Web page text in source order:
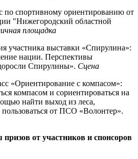
по спортивному ориентированию от
"Нижегородский областной
площадка
участника выставки «Спирулина»:
нации. Перспективы
Спирулины». Сцена
«Ориентирование с компасом»:
компасом и сориентироваться на
найти выход из леса,
от ПСО «Волонтер».
от участников и спонсоров